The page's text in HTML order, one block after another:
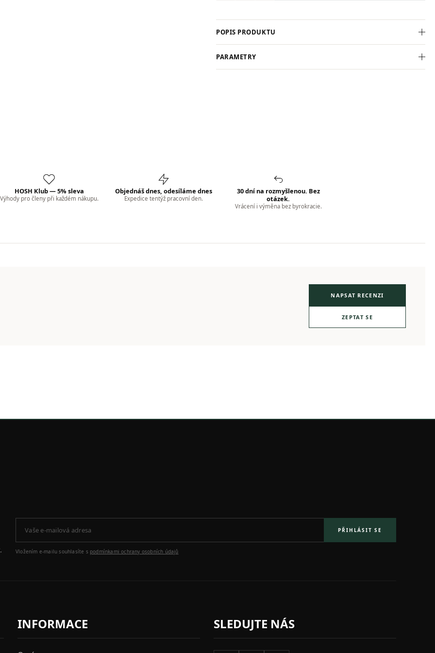
POPIS PRODUKTU
PARAMETRY
HOSH Klub — 5% sleva
Výhody pro členy při každém nákupu.
Objednáš dnes, odesíláme dnes
Expedice tentýž pracovní den.
30 dní na rozmyšlenou. Bez
otázek.
Vrácení i výměna bez byrokracie.
NAPSAT RECENZI
ZEPTAT SE
PŘIHLÁSIT SE
Vložením e-mailu souhlasíte s podmínkami ochrany osobních údajů
INFORMACE SLEDUJTE NÁS